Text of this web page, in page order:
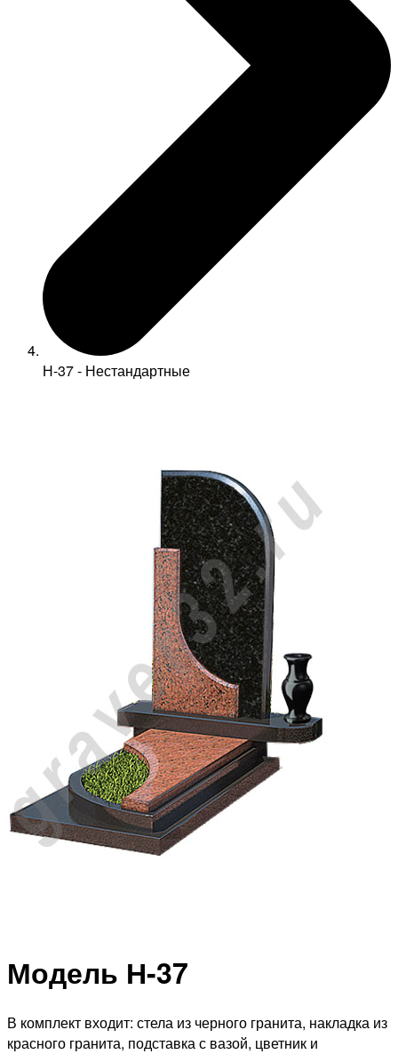
Н-37 - Нестандартные
Модель Н-37
В комплект входит: стела из черного гранита, накладка из
красного гранита, подставка с вазой, цветник и